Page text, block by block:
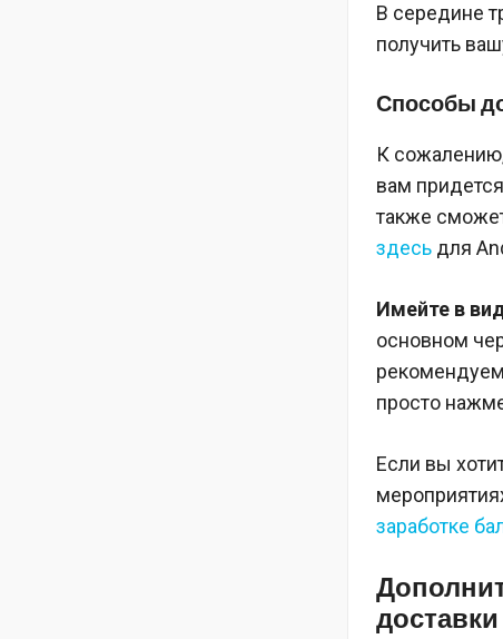
В середине
получить
Способы
К
вам
также
здесь для
Имейте в
основном
просто
Если вы
заработке
доставки